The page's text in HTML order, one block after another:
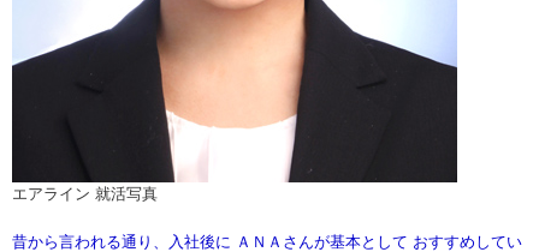
エアライン 就活写真
昔から言われる通り、入社後に ＡＮＡさんが基本として おすすめしてい